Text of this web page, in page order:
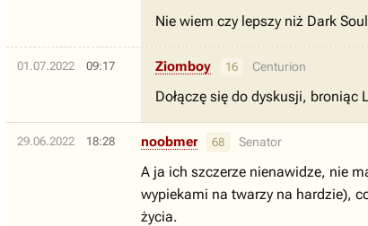
Nie wiem czy lepszy niż Dark
01.07.2022 09:17 Ziomboy 16 Centurion
Dołączę się do dyskusji,
29.06.2022 18:28 noobmer 68 Senator
A ja ich szczerze nienawidze, nie
wypiekami na twarzy na hardzie),
życia.